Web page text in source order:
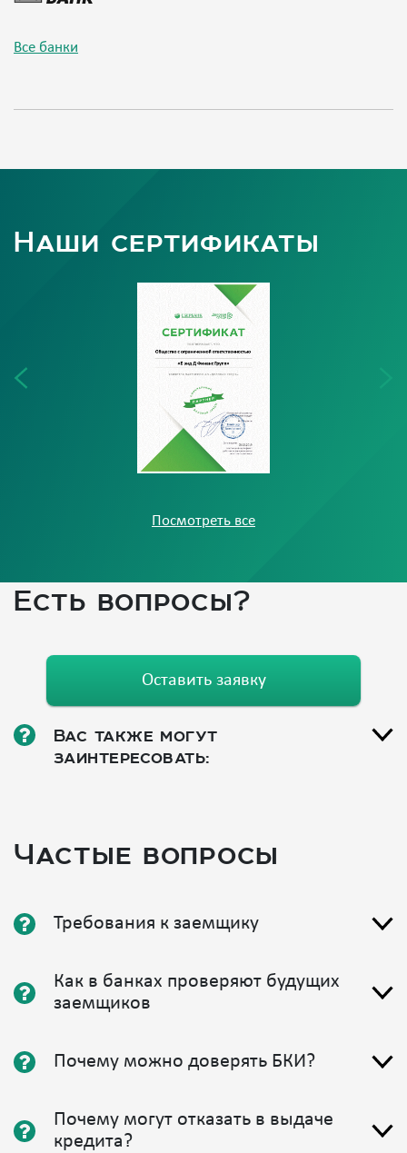
Все банки
Наши сертификаты
Посмотреть все
Есть вопросы?
Оставить заявку
Вас также могут
заинтересовать:
Частые вопросы
Требования к заемщику
Как в банках проверяют будущих
заемщиков
Почему можно доверять БКИ?
Почему могут отказать в выдаче
кредита?